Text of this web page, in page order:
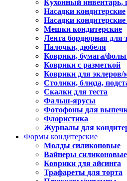
Кухонный инвентарь,
Насадки кондитерские
Насадки
Мешки кондитерские
Лента бордюрная для
Палочки, дюбеля
Коврики, бумага/
Коврики с разметкой
Коврики для эклеров/
Столики, блюда,
Скалки для теста
Фальш-ярусы
Фотофоны для
Флористика
Журналы для
Формы кондитерские
Молды силиконовые
Вайнеры силиконовые
Коврики для айсинга
Трафареты для торта